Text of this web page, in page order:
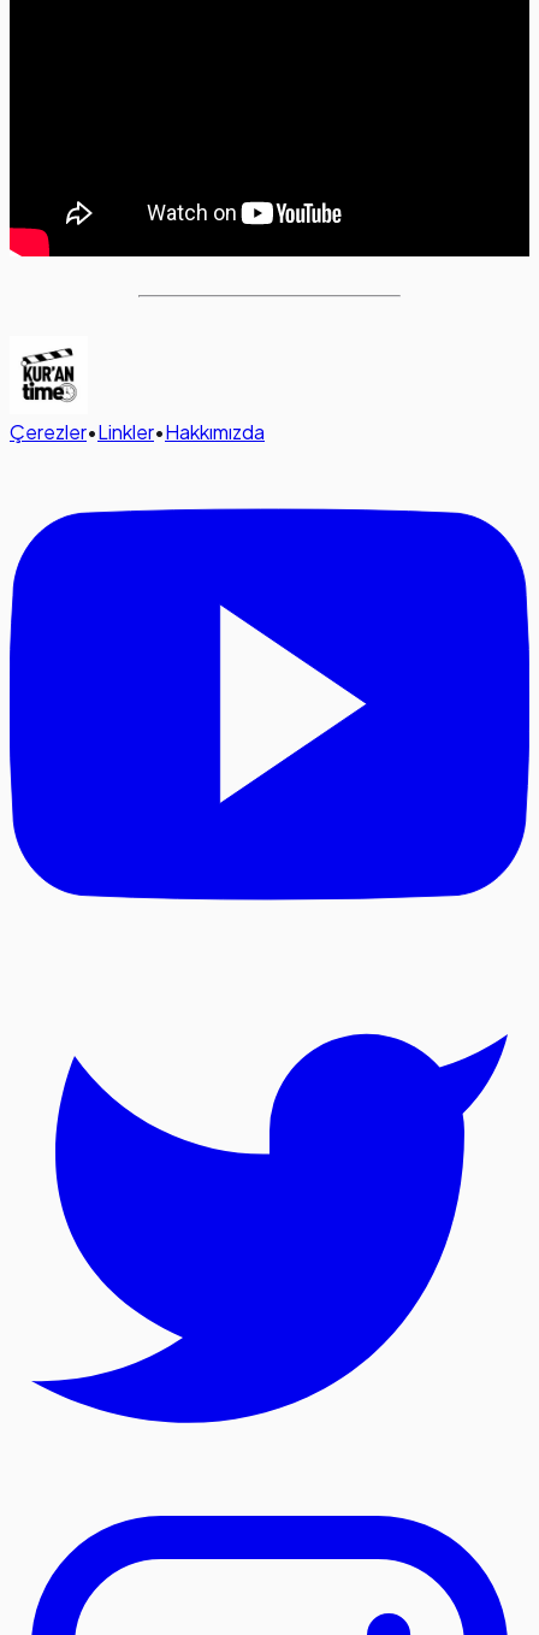
Çerezler•Linkler•Hakkımızda